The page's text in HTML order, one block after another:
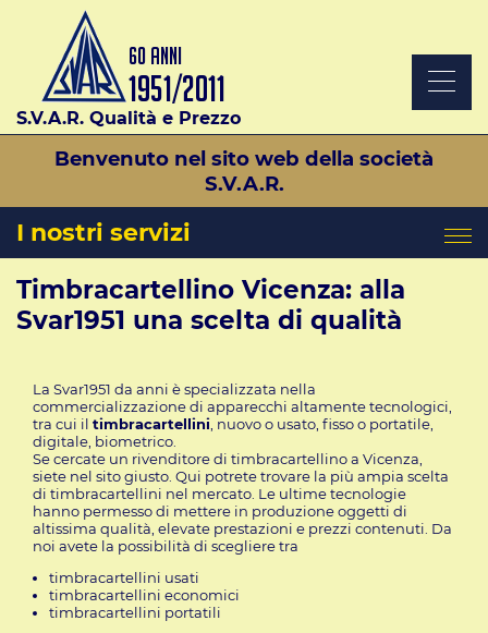
S.V.A.R. Qualità e Prezzo
Benvenuto nel sito web della società
S.V.A.R.
I nostri servizi
Timbracartellino Vicenza: alla
Svar1951 una scelta di qualità
La Svar1951 da anni è specializzata nella
commercializzazione di apparecchi altamente tecnologici,
tra cui il timbracartellini , nuovo o usato, fisso o portatile,
digitale, biometrico.
Se cercate un rivenditore di timbracartellino a Vicenza,
siete nel sito giusto. Qui potrete trovare la più ampia scelta
di timbracartellini nel mercato. Le ultime tecnologie
hanno permesso di mettere in produzione oggetti di
altissima qualità, elevate prestazioni e prezzi contenuti. Da
noi avete la possibilità di scegliere tra
timbracartellini usati
timbracartellini economici
timbracartellini portatili